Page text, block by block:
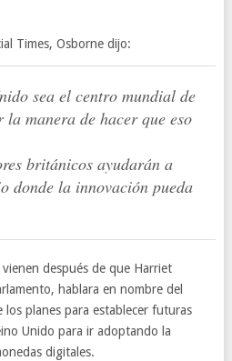
Times, Osborne dijo:
sea el centro mundial de
la manera de hacer que eso
británicos ayudarán a
donde la innovación pueda
después de que Harriet
hablara en nombre del
los planes para establecer futuras
Unido para ir adoptando la
digitales.